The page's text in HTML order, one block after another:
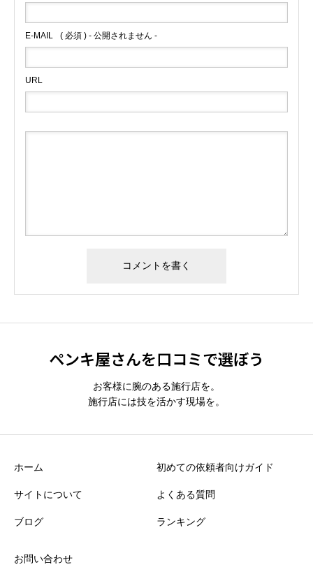
E-MAIL ( 必須 ) - 公開されません -
URL
ペンキ屋さんを口コミで選ぼう
お客様に腕のある施行店を。
施行店には技を活かす現場を。
ホーム
サイトについて
ブログ
初めての依頼者向けガイド
よくある質問
ランキング
お問い合わせ